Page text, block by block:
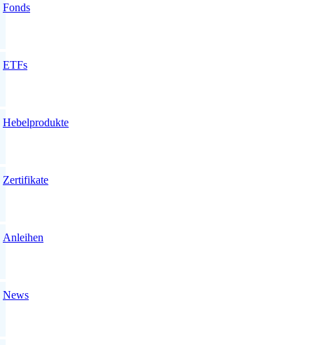
Fonds
ETFs
Hebelprodukte
Zertifikate
Anleihen
News